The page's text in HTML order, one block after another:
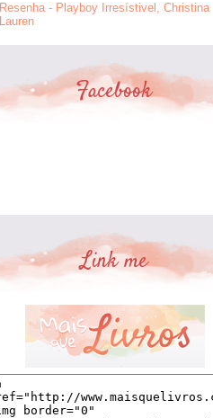
Resenha - Playboy Irresístivel, Christina
Lauren
Facebook
Link me